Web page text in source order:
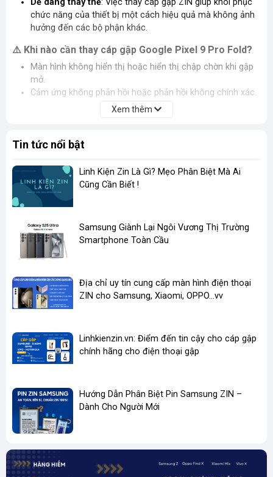
Dễ dàng thay thế: Việc thay cáp gập ZIN giúp khôi phục
chức năng của thiết bị một cách hiệu quả mà không ảnh
hưởng đến các bộ phận khác.​
⚠️ Khi nào cần thay cáp gập Google Pixel 9 Pro Fold?
Màn hình không hiển thị hoặc hiển thị chập chờn khi gập
mở.​
Cảm ứng không phản hồi hoặc phản hồi không chính xác.​
Thiết bị không sạc được hoặc không nhận kết nối với máy
nội bộ.​
🛠️Lưu ý khi thay cáp gập:
Nên thay tại các trung tâm bảo hành hoặc cửa hàng sửa
chữa uy tín để đảm bảo chất lượng và tránh rủi ro.​
hiệu suất của thiết bị.​
Kiểm tra kỹ lưỡng sau khi thay thế để đảm bảo mọi chức
năng hoạt động bình thường.
🎯 Tại sao nên chọn cáp zin tại LinhKienZin.vn?
✅ Linh kiện , không bán hàng kém chất lượng
✅ Có bán đầy đủ vật tư, keo dán, nẹp, ron giúp công việc
thay thế nhanh hơn, màn sử dụng bền hơn, chuyên nghiệp
✅ Bảo hành rõ ràng – đổi trả nếu lỗi do nhà sản xuất
Xem thêm
Tin tức nổi bật
Linh Kiện Zin Là Gì? Mẹo Phân Biệt Mà Ai
Cũng Cần Biết !
​Samsung Giành Lại Ngôi Vương Thị Trường
Smartphone Toàn Cầu
Địa chỉ uy tín cung cấp màn hình điện thoại
ZIN cho Samsung, Xiaomi, OPPO...vv
Linhkienzin.vn: Điểm đến tin cậy cho cáp gập
chính hãng cho điện thoại gập
Hướng Dẫn Phân Biệt Pin Samsung ZIN –
Dành Cho Người Mới